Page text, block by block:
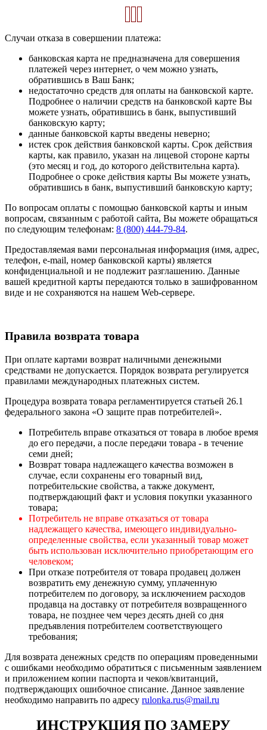
Случаи отказа в совершении платежа:
банковская карта не предназначена для совершения
платежей через интернет, о чем можно узнать,
обратившись в Ваш Банк;
недостаточно средств для оплаты на банковской карте.
Подробнее о наличии средств на банковской карте Вы
можете узнать, обратившись в банк, выпустивший
банковскую карту;
данные банковской карты введены неверно;
истек срок действия банковской карты. Срок действия
карты, как правило, указан на лицевой стороне карты
(это месяц и год, до которого действительна карта).
Подробнее о сроке действия карты Вы можете узнать,
обратившись в банк, выпустивший банковскую карту;
По вопросам оплаты с помощью банковской карты и иным
вопросам, связанным с работой сайта, Вы можете обращаться
по следующим телефонам: 8 (800) 444-79-84.
Предоставляемая вами персональная информация (имя, адрес,
телефон, e-mail, номер банковской карты) является
конфиденциальной и не подлежит разглашению. Данные
вашей кредитной карты передаются только в зашифрованном
виде и не сохраняются на нашем Web-сервере.
Правила возврата товара
При оплате картами возврат наличными денежными
средствами не допускается. Порядок возврата регулируется
правилами международных платежных систем.
Процедура возврата товара регламентируется статьей 26.1
федерального закона «О защите прав потребителей».
Потребитель вправе отказаться от товара в любое время
до его передачи, а после передачи товара - в течение
семи дней;
Возврат товара надлежащего качества возможен в
случае, если сохранены его товарный вид,
потребительские свойства, а также документ,
подтверждающий факт и условия покупки указанного
товара;
Потребитель не вправе отказаться от товара
надлежащего качества, имеющего индивидуально-
определенные свойства, если указанный товар может
быть использован исключительно приобретающим его
человеком;
При отказе потребителя от товара продавец должен
возвратить ему денежную сумму, уплаченную
потребителем по договору, за исключением расходов
продавца на доставку от потребителя возвращенного
товара, не позднее чем через десять дней со дня
предъявления потребителем соответствующего
требования;
Для возврата денежных средств по операциям проведенными
с ошибками необходимо обратиться с письменным заявлением
и приложением копии паспорта и чеков/квитанций,
подтверждающих ошибочное списание. Данное заявление
необходимо направить по адресу rulonka.rus@mail.ru
ИНСТРУКЦИЯ ПО ЗАМЕРУ